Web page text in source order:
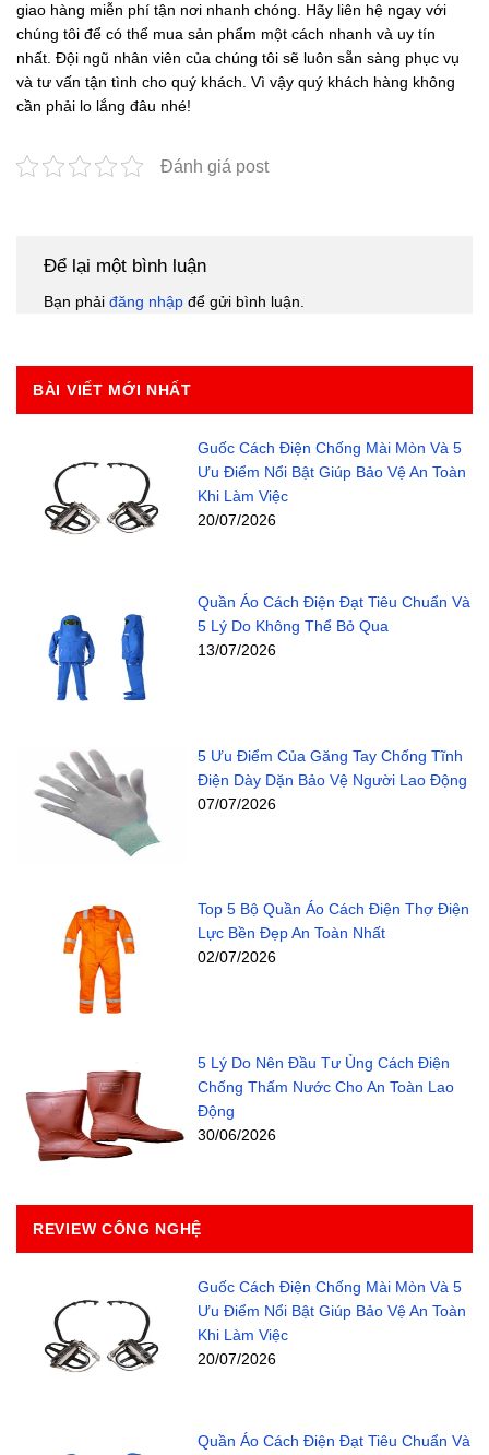
giao hàng miễn phí tận nơi nhanh chóng. Hãy liên hệ ngay với
chúng tôi để có thể mua sản phẩm một cách nhanh và uy tín
nhất. Đội ngũ nhân viên của chúng tôi sẽ luôn sẵn sàng phục vụ
và tư vấn tận tình cho quý khách. Vì vậy quý khách hàng không
cần phải lo lắng đâu nhé!
Đánh giá post
Để lại một bình luận
Bạn phải đăng nhập để gửi bình luận.
BÀI VIẾT MỚI NHẤT
Guốc Cách Điện Chống Mài Mòn Và 5
Ưu Điểm Nổi Bật Giúp Bảo Vệ An Toàn
Khi Làm Việc
20/07/2026
Quần Áo Cách Điện Đạt Tiêu Chuẩn Và
5 Lý Do Không Thể Bỏ Qua
13/07/2026
5 Ưu Điểm Của Găng Tay Chống Tĩnh
Điện Dày Dặn Bảo Vệ Người Lao Động
07/07/2026
Top 5 Bộ Quần Áo Cách Điện Thợ Điện
Lực Bền Đẹp An Toàn Nhất
02/07/2026
5 Lý Do Nên Đầu Tư Ủng Cách Điện
Chống Thấm Nước Cho An Toàn Lao
Động
30/06/2026
REVIEW CÔNG NGHỆ
Guốc Cách Điện Chống Mài Mòn Và 5
Ưu Điểm Nổi Bật Giúp Bảo Vệ An Toàn
Khi Làm Việc
20/07/2026
Quần Áo Cách Điện Đạt Tiêu Chuẩn Và